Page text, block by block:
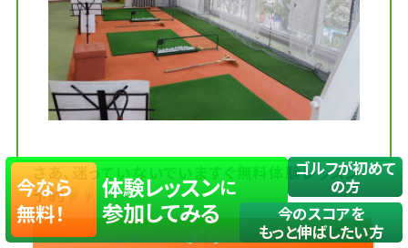
今なら
無料！
体験レッスンに
参加してみる
ゴルフが初めて
の方
今のスコアを
もっと伸ばしたい方
さあ、迷っていないでいますぐ無料体験レッスン
予約☟☟